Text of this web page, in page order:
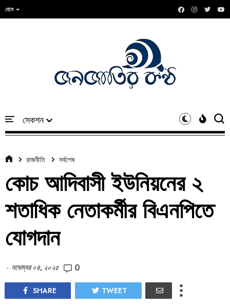
হোম
রাজনীতি সর্বশেষ
কোচ আদিবাসী ইউনিয়নের ২
শতাধিক নেতাকর্মীর বিএনপিতে
যোগদান
- নভেম্বর ০৪, ২০২৫ 0
SHARE TWEET